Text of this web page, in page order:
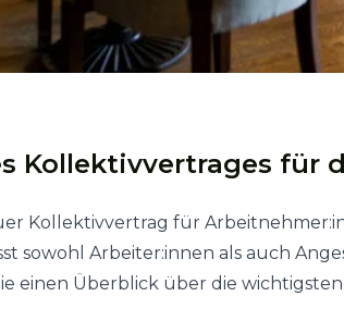
Kollektivvertrages für
Kollektivvertrag für
sowohl Arbeiter:innen als auch
einen Überblick über die